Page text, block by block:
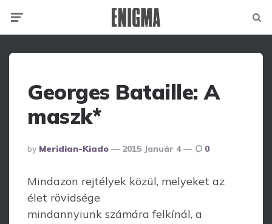
Georges Bataille: A
maszk*
Posted
By
By Meridian-Kiado 2015 Január 4 0
Mindazon rejtélyek közül, melyeket az
élet rövidsége
mindannyiunk számára felkínál, a